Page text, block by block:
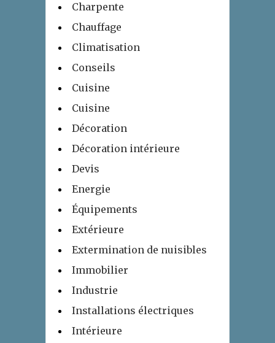
Charpente
Chauffage
Climatisation
Conseils
Cuisine
Cuisine
Décoration
Décoration intérieure
Devis
Energie
Équipements
Extérieure
Extermination de nuisibles
Immobilier
Industrie
Installations électriques
Intérieure